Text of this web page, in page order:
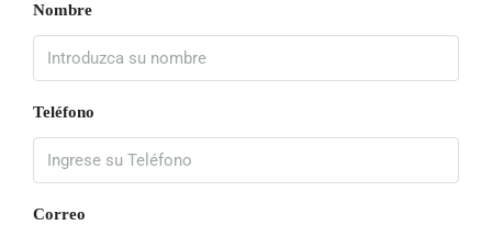
Nombre
Teléfono
Correo